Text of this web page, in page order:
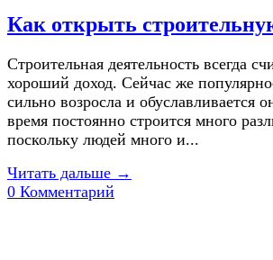
Как открыть
Строительная деятельность всегда
хороший доход. Сейчас же
сильно возросла и обуславливается
время постоянно строится много
поскольку людей много и...
Читать дальше →
0 Комментарий